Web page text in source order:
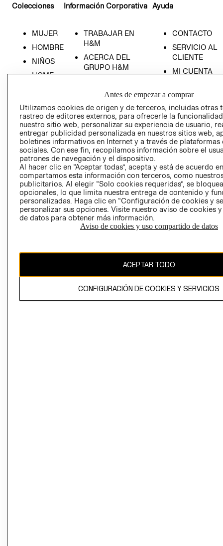
Colecciones
MUJER
HOMBRE
NIÑOS
HOME
Información Corporativa
TRABAJAR EN
H&M
ACERCA DEL
GRUPO H&M
SOCIAL
PRENSA
RELACIÓN CON
INVERSIONISTAS
POLÍTICA
EMPRESARIAL
Ayuda
CONTACTO
SERVICIO AL
CLIENTE
MI CUENTA
TIENDAS
- RETIRO EN
TIENDA
TÉRMINOS Y
CONDICIONES
AVISO DE
PRIVACIDAD
GIFT CARD
AVISO DE
COOKIES
CAMBIAR REGIÓN
Antes de empezar a comprar
Utilizamos cookies de origen y de terceros, incluidas otras
rastreo de editores externos, para ofrecerle la
nuestro sitio web, personalizar su experiencia de usuario,
entregar publicidad personalizada en nuestros sitios web,
boletines informativos en Internet y a través de plataformas
sociales. Con ese fin, recopilamos información sobre el
patrones de navegación y el dispositivo.
Al hacer clic en “Aceptar todas”, acepta y está de acuerdo
compartamos esta información con terceros, como
publicitarios. Al elegir “Solo cookies requeridas”, se
opcionales, lo que limita nuestra entrega de contenido y
personalizadas. Haga clic en “Configuración de cookies y
personalizar sus opciones. Visite nuestro aviso de cookies
de datos para obtener más información.
Aviso de cookies y uso compartido de datos
ACEPTAR TODO
CONFIGURACIÓN DE COOKIES Y SERVICIOS